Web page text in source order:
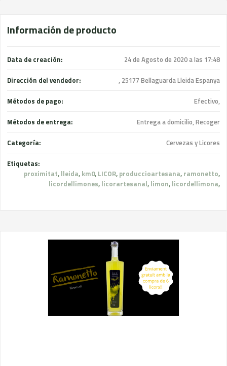
Información de producto
Data de creación: 24 de Agosto de 2020 a las 17:48
Dirección del vendedor: , 25177 Bellaguarda Lleida Espanya
Métodos de pago: Efectivo,
Métodos de entrega: Entrega a domicilio, Recoger
Categoría: Cervezas y Licores
Etiquetas:
proximitat, lleida, km0, LICOR, produccioartesana, ramonetto,
licordellimones, licorartesanal, limon, licordellimona,